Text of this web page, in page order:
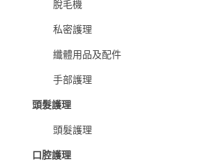
脫毛機
私密護理
纖體用品及配件
手部護理
頭髮護理
頭髮護理
口腔護理